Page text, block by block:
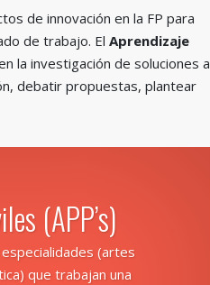
de innovación en la FP para
de trabajo. El Aprendizaje
la investigación de soluciones a
debatir propuestas, plantear
(APP’s)
(artes
que trabajan una